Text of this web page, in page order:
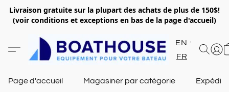
Livraison gratuite sur la plupart des achats de plus de 150$!
(voir conditions et exceptions en bas de la page d'accueil)
EN
FR
Page d'accueil Magasiner par catégorie